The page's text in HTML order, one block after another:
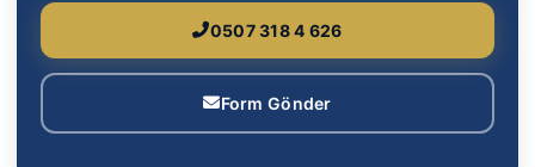
0507 318 4 626
Form Gönder